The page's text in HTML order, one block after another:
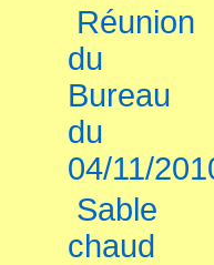
Réunion
du
Bureau
du
04/11/
Sable
chaud